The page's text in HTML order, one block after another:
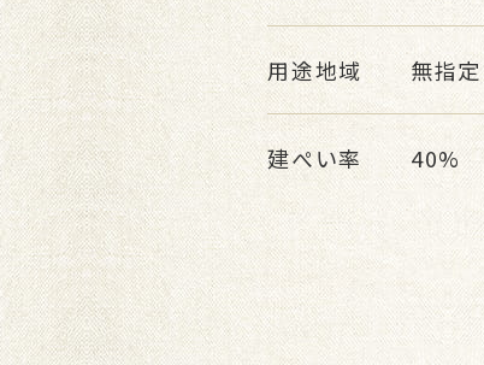
用途地域 無指定
建ぺい率 40%